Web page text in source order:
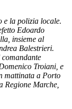
e la polizia locale.
Edoardo
insieme al
Balestrieri.
Troiani, e
mattinata a Porto
Regione Marche,